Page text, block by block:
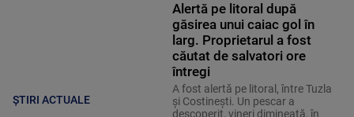
ȘTIRI ACTUALE
Alertă pe litoral după
găsirea unui caiac gol în
larg. Proprietarul a fost
căutat de salvatori ore
întregi
A fost alertă pe litoral, între Tuzla
și Costinești. Un pescar a
descoperit, vineri dimineață, în